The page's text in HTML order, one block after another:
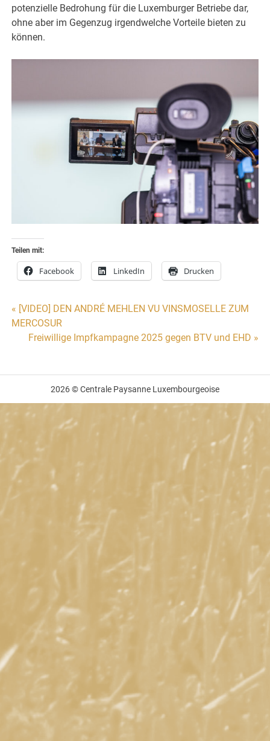
potenzielle Bedrohung für die Luxemburger Betriebe dar,
ohne aber im Gegenzug irgendwelche Vorteile bieten zu
können.
Teilen mit:
Facebook LinkedIn Drucken
Beitragsnavigation
« [VIDEO] DEN ANDRÉ MEHLEN VU VINSMOSELLE ZUM
MERCOSUR
Freiwillige Impfkampagne 2025 gegen BTV und EHD »
2026 © Centrale Paysanne Luxembourgeoise